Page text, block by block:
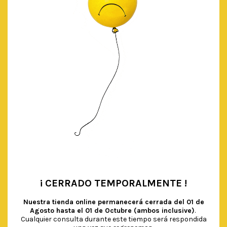
¡ CERRADO TEMPORALMENTE !
Nuestra tienda online permanecerá cerrada del 01 de
Agosto hasta el 01 de Octubre (ambos inclusive).
Cualquier consulta durante este tiempo será respondida